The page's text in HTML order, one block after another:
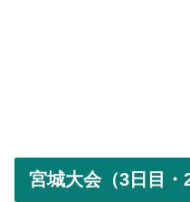
宮城大会（3日目・